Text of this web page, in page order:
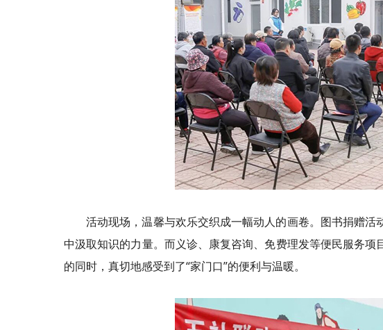
活动现场，温馨与欢乐交织成一幅动人的画卷。图书捐赠
中汲取知识的力量。而义诊、康复咨询、免费理发等便民服务
的同时，真切地感受到了“家门口”的便利与温暖。